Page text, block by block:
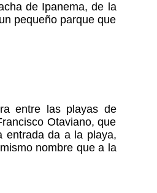
de Ipanema, de la
pequeño parque que
entre las playas de
Otaviano, que
entrada da a la playa,
nombre que a la